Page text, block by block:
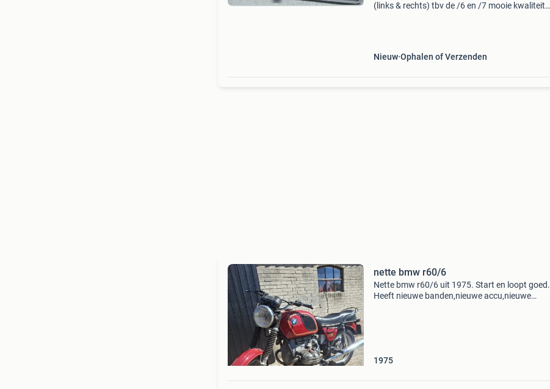
(links & rechts) tbv de /6 en /7 mooie kwaliteit
Nieuw Ophalen of Verzenden
nette bmw r60/6
Nette bmw r60/6 uit 1975. Start en loopt goed.
Heeft nieuwe banden,nieuwe accu,nieuwe
1975